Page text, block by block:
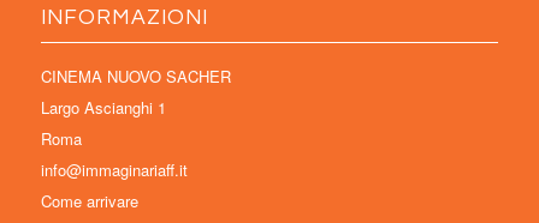
INFORMAZIONI
CINEMA NUOVO SACHER
Largo Ascianghi 1
Roma
info@immaginariaff.it
Come arrivare